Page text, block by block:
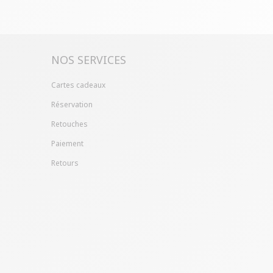
NOS SERVICES
Cartes cadeaux
Réservation
Retouches
Paiement
Retours